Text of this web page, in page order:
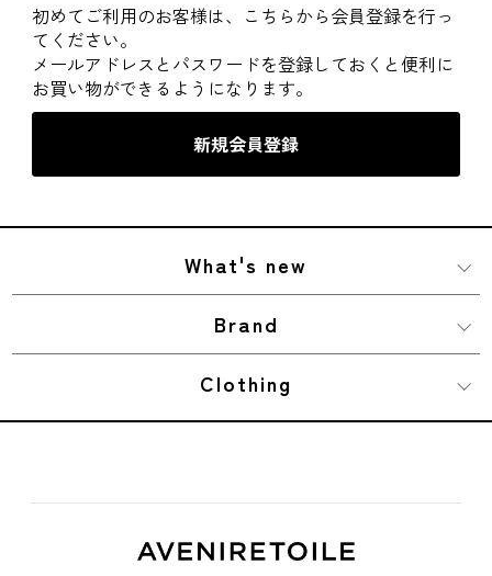
初めてご利用のお客様は、こちらから会員登録を行っ
てください。
メールアドレスとパスワードを登録しておくと便利に
お買い物ができるようになります。
What's new
Brand
Clothing